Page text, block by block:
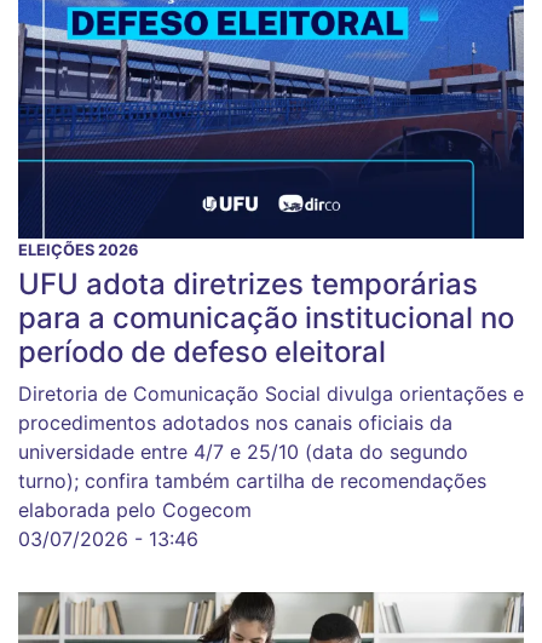
ELEIÇÕES 2026
UFU adota diretrizes temporárias
para a comunicação institucional no
período de defeso eleitoral
Diretoria de Comunicação Social divulga orientações e
procedimentos adotados nos canais oficiais da
universidade entre 4/7 e 25/10 (data do segundo
turno); confira também cartilha de recomendações
elaborada pelo Cogecom
03/07/2026 - 13:46